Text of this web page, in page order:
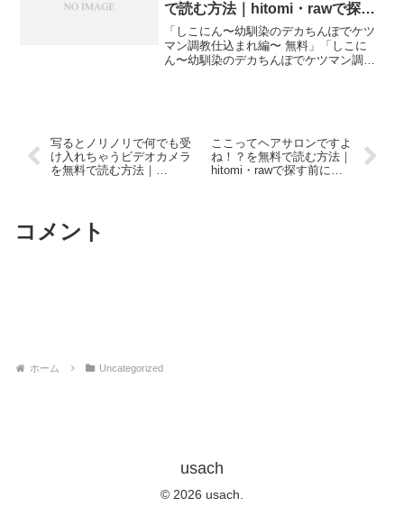
で読む方法｜hitomi・rawで探す
前に読んでほしい話
「しこにん〜幼馴染のデカちんぽでケツ
マン調教仕込まれ編〜 無料」「しこに
ん〜幼馴染のデカちんぽでケツマン調教
写るとノリノリで何でも受
け入れちゃうビデオカメラ
を無料で読む方法｜
ここってヘアサロンですよ
ね！？を無料で読む方法｜
hitomi・rawで探す前に読
コメント
ホーム Uncategorized
usach
© 2026 usach.